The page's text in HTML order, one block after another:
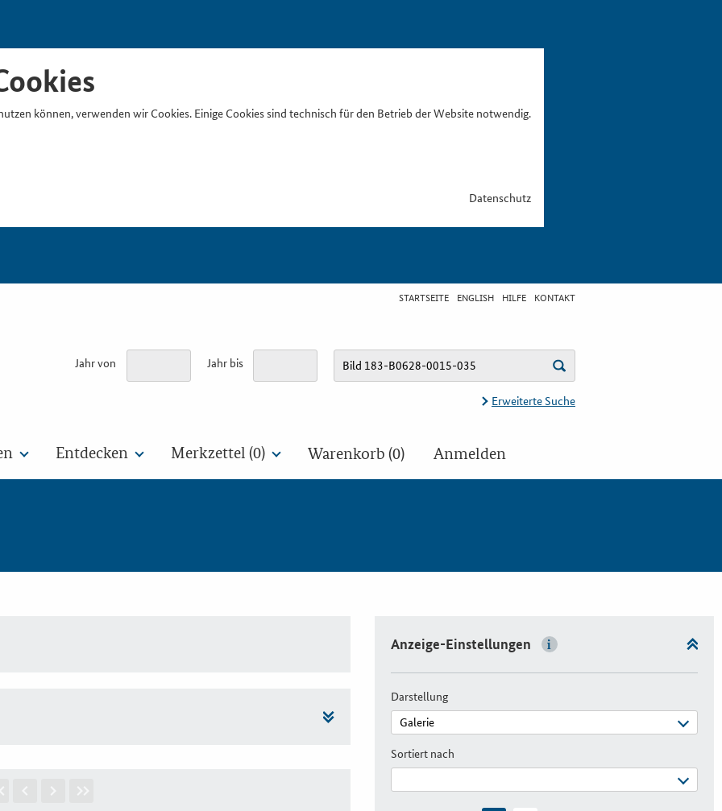
können, verwenden wir Cookies. Einige Cookies sind technisch für den Betrieb der Website notwendig.
Datenschutz
STARTSEITE ENGLISH HILFE KONTAKT
Jahr von Jahr bis
Erweiterte Suche
Entdecken Merkzettel (0) Warenkorb (0) Anmelden
Anzeige-Einstellungen
Darstellung
Sortiert nach